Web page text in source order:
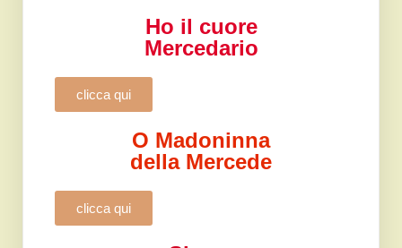
Ho il cuore
Mercedario
clicca qui
O Madoninna
della Mercede
clicca qui